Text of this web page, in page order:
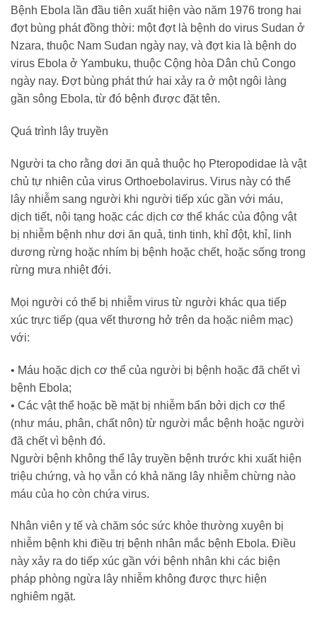
Bệnh Ebola lần đầu tiên xuất hiện vào năm 1976 trong hai
đợt bùng phát đồng thời: một đợt là bệnh do virus Sudan ở
Nzara, thuộc Nam Sudan ngày nay, và đợt kia là bệnh do
virus Ebola ở Yambuku, thuộc Cộng hòa Dân chủ Congo
ngày nay. Đợt bùng phát thứ hai xảy ra ở một ngôi làng
gần sông Ebola, từ đó bệnh được đặt tên.
Quá trình lây truyền
Người ta cho rằng dơi ăn quả thuộc họ Pteropodidae là vật
chủ tự nhiên của virus Orthoebolavirus. Virus này có thể
lây nhiễm sang người khi người tiếp xúc gần với máu,
dịch tiết, nội tạng hoặc các dịch cơ thể khác của động vật
bị nhiễm bệnh như dơi ăn quả, tinh tinh, khỉ đột, khỉ, linh
dương rừng hoặc nhím bị bệnh hoặc chết, hoặc sống trong
rừng mưa nhiệt đới.
Mọi người có thể bị nhiễm virus từ người khác qua tiếp
xúc trực tiếp (qua vết thương hở trên da hoặc niêm mạc)
với:
• Máu hoặc dịch cơ thể của người bị bệnh hoặc đã chết vì
bệnh Ebola;
• Các vật thể hoặc bề mặt bị nhiễm bẩn bởi dịch cơ thể
(như máu, phân, chất nôn) từ người mắc bệnh hoặc người
đã chết vì bệnh đó.
Người bệnh không thể lây truyền bệnh trước khi xuất hiện
triệu chứng, và họ vẫn có khả năng lây nhiễm chừng nào
máu của họ còn chứa virus.
Nhân viên y tế và chăm sóc sức khỏe thường xuyên bị
nhiễm bệnh khi điều trị bệnh nhân mắc bệnh Ebola. Điều
này xảy ra do tiếp xúc gần với bệnh nhân khi các biện
pháp phòng ngừa lây nhiễm không được thực hiện
nghiêm ngặt.